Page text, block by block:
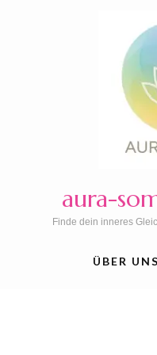
aura-
Finde dein inneres
ÜBER UNS